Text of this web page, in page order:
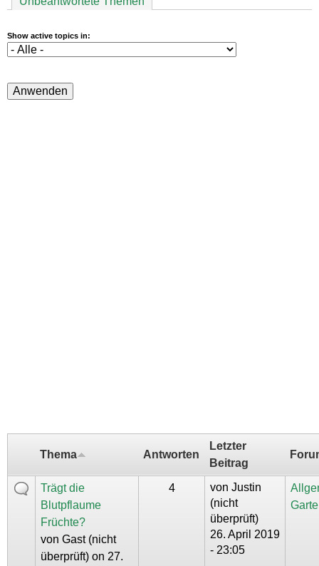
Show active topics in:
Thema Antworten
Letzter
Beitrag
Trägt die
Blutpflaume
Früchte?
von Gast (nicht
überprüft) on 27.
4 von Justin
(nicht
überprüft)
26. April 2019
- 23:05